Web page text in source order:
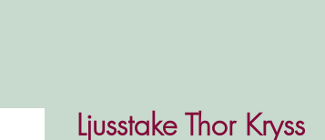
Ljusstake Thor Kryss